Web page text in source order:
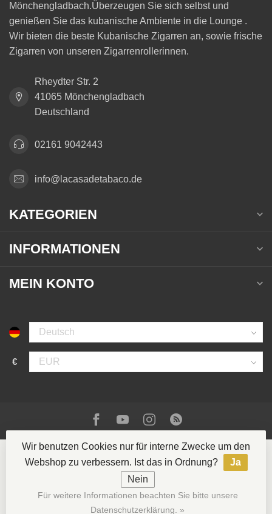
Mönchengladbach.Überzeugen Sie sich selbst und
genießen Sie das kubanische Ambiente in die Lounge .
Wir bieten die beste Kubanische Zigarren an, sowie frische
Zigarren von unseren Zigarrenrollerinnen.
Rheydter Str. 2
41065 Mönchengladbach
Deutschland
02161 9042443
info@lacasadetabaco.de
KATEGORIEN
INFORMATIONEN
MEIN KONTO
€
© Copyright 2026 La Casa del Tabaco- Powered by
Lightspeed- Theme byDyvelopment
Wir benutzen Cookies nur für interne Zwecke um den
Webshop zu verbessern. Ist das in Ordnung?
Ja
Nein
Für weitere Informationen beachten Sie bitte unsere
Datenschutzerklärung. »